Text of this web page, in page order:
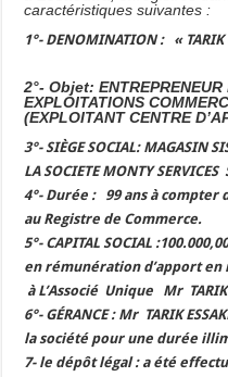
caractéristiques suivantes :
1°- DENOMINATION : « TARIK
2°- Objet:
EXPLOITATIONS
(EXPLOITANT CENTRE
3°- SIÈGE SOCIAL: MAGASIN
LA SOCIETE MONTY SERVICES
4°- Durée : 99 ans à compter
au Registre de Commerce.
5°- CAPITAL SOCIAL :
en rémunération d’apport
à L’Associé Unique Mr
6°- GÉRANCE : Mr TARIK
la société pour une durée
7- le dépôt légal: a été